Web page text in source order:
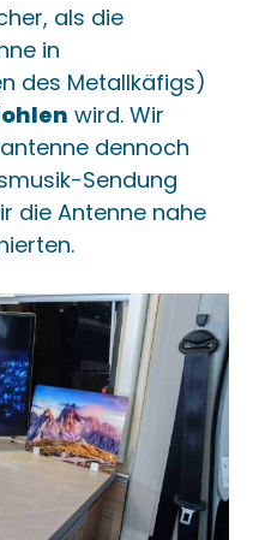
als die
in
des Metallkäfigs)
wird. Wir
dennoch
Sendung
die Antenne nahe